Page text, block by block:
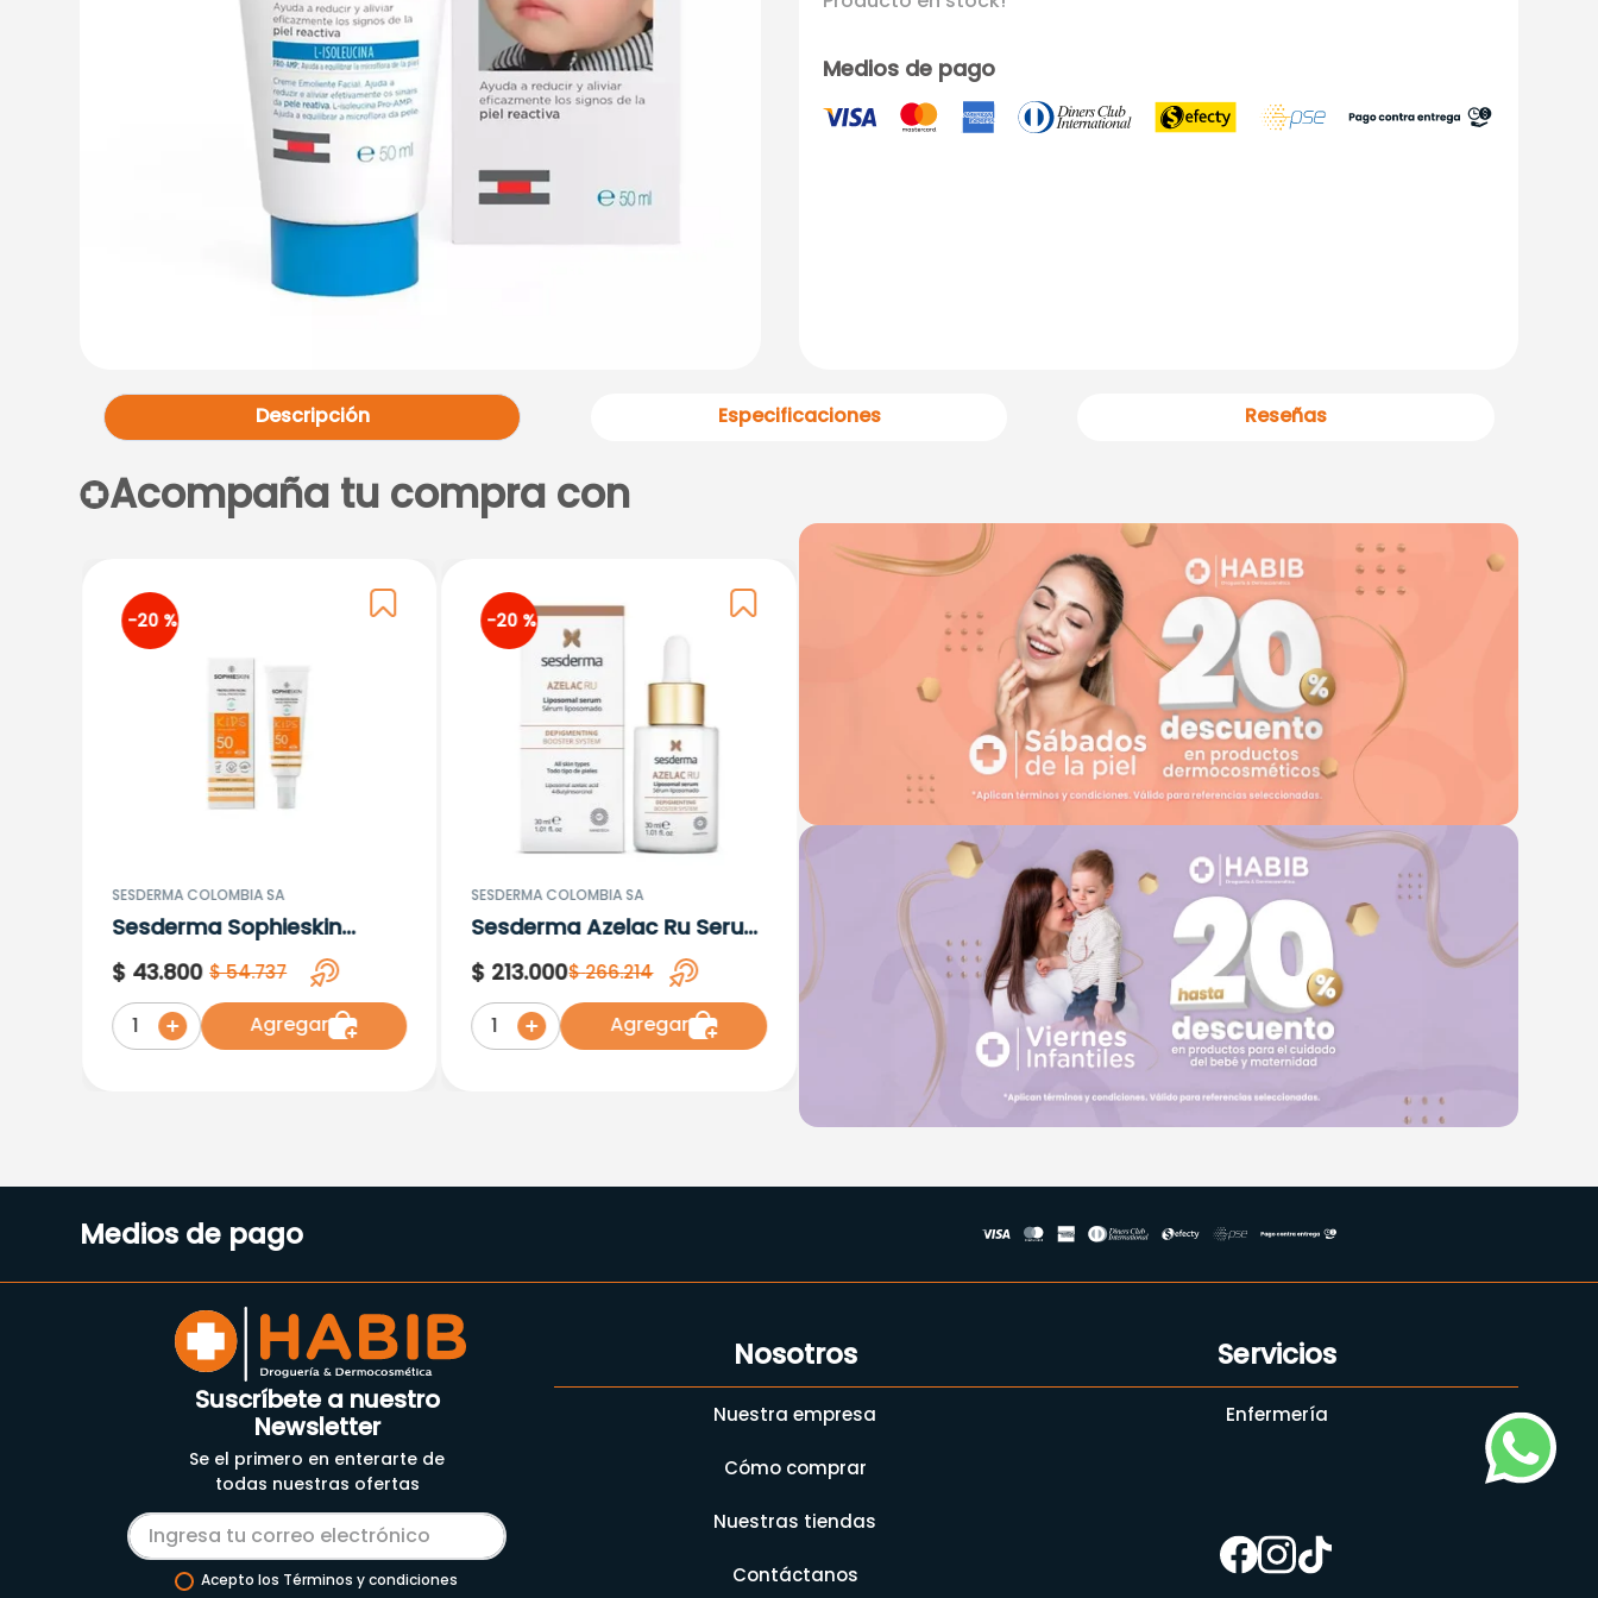
Medios de pago
Descripción Especificaciones Reseñas
Acompaña tu compra con
-20 %
SESDERMA COLOMBIA SA
Sesderma Sophieskin
Proteccion Facial Kids
Hypoallergenic Spf 500
Moisturising
$ 43.800 $54.737
1 Agregar
-20 %
SESDERMA COLOMBIA SA
Sesderma Azelac Ru Serum
Liposomal x 30ml
$ 213.000$266.214
1 Agregar
Medios de pago
Suscríbete a nuestro
Newsletter
Se el primero en enterarte de
todas nuestras ofertas
Acepto los Términos y condiciones
Nosotros
Nuestra empresa
Cómo comprar
Nuestras tiendas
Contáctanos
Servicios
Enfermería